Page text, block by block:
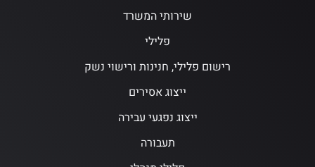
שירותי המשרד
פלילי
רישום פלילי, חנינות ורישוי נשק
ייצוג אסירים
ייצוג נפגעי עבירה
תעבורה